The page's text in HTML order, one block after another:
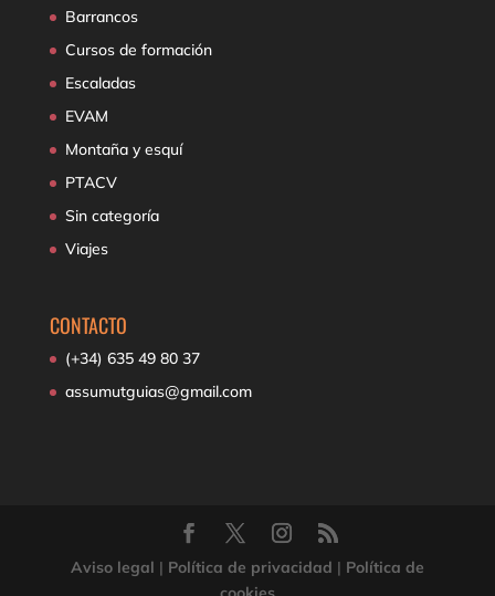
Barrancos
Cursos de formación
Escaladas
EVAM
Montaña y esquí
PTACV
Sin categoría
Viajes
CONTACTO
(+34) 635 49 80 37
assumutguias@gmail.com
Aviso legal | Política de privacidad | Política de